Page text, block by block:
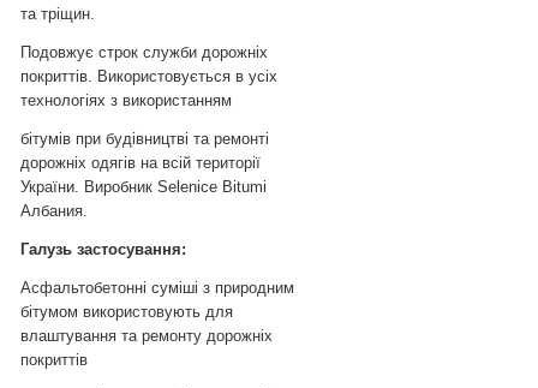
та тріщин.
Подовжує строк служби дорожніх
покриттів. Використовується в усіх
технологіях з використанням
бітумів при будівництві та ремонті
дорожніх одягів на всій території
України. Виробник Selenice Bitumi
Албания.
Галузь застосування:
Асфальтобетонні суміші з природним
бітумом використовують для
влаштування та ремонту дорожніх
покриттів